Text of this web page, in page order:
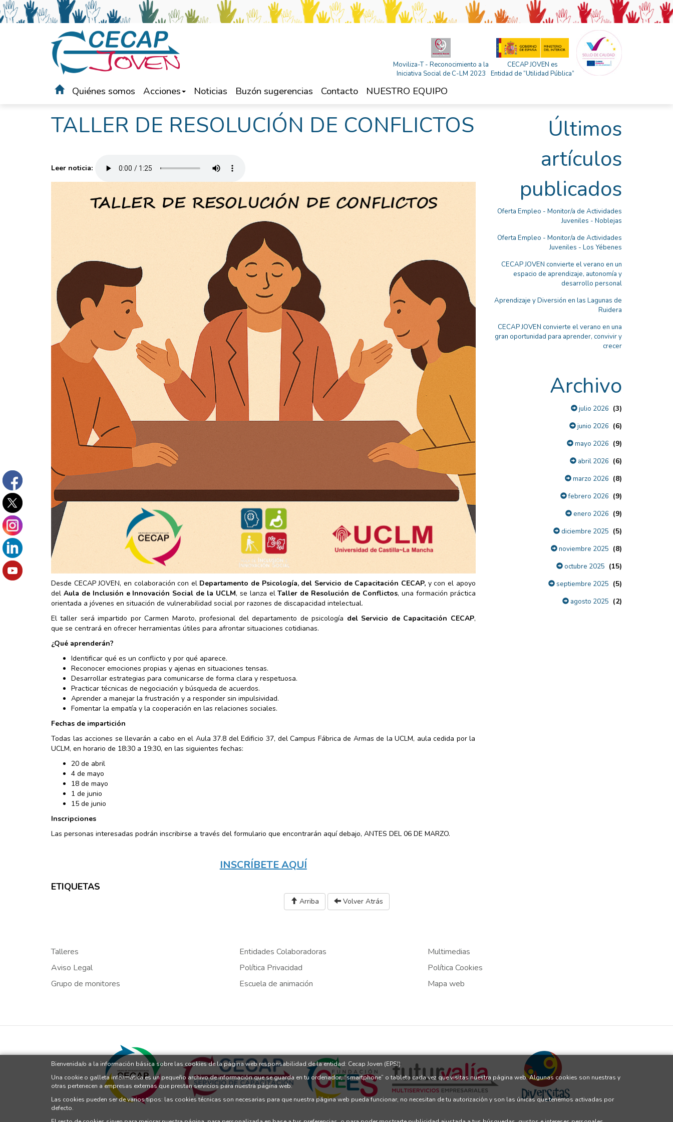
Moviliza-T - Reconocimiento a la
Iniciativa Social de C-LM 2023
CECAP JOVEN es
Entidad de “Utilidad Pública”
Quiénes somos Acciones Noticias Buzón sugerencias Contacto NUESTRO EQUIPO
TALLER DE RESOLUCIÓN DE CONFLICTOS
Leer noticia:
Desde CECAP JOVEN, en colaboración con el Departamento de Psicología, del Servicio de Capacitación CECAP,y con el apoyo
del Aula de Inclusión e Innovación Social de la UCLM, se lanza elTaller de Resolución de Conflictos, una formación práctica
orientada a jóvenes en situación de vulnerabilidad social por razones de discapacidad intelectual.
El taller será impartido por Carmen Maroto, profesional del departamento de psicología del Servicio de Capacitación CECAP,
que se centrará en ofrecer herramientas útiles para afrontar situaciones cotidianas.
¿Qué aprenderán?
Identificar qué es un conflicto y por qué aparece.
Reconocer emociones propias y ajenas en situaciones tensas.
Desarrollar estrategias para comunicarse de forma clara y respetuosa.
Practicar técnicas de negociación y búsqueda de acuerdos.
Aprender a manejar la frustración y a responder sin impulsividad.
Fomentar la empatía y la cooperación en las relaciones sociales.
Fechas de impartición
Todas las acciones se llevarán a cabo en el Aula 37.8 del Edificio 37, del Campus Fábrica de Armas de la UCLM, aula cedida por la
UCLM, en horario de 18:30 a 19:30, en las siguientes fechas:
20 de abril
4 de mayo
18 de mayo
1 de junio
15 de junio
Inscripciones
Las personas interesadas podrán inscribirse a través del formulario que encontrarán aquí debajo, ANTES DEL 06 DE MARZO.
INSCRÍBETE AQUÍ
Últimos
artículos
publicados
Oferta Empleo - Monitor/a de Actividades
Juveniles - Noblejas
Oferta Empleo - Monitor/a de Actividades
Juveniles - Los Yébenes
CECAP JOVEN convierte el verano en un
espacio de aprendizaje, autonomía y
desarrollo personal
Aprendizaje y Diversión en las Lagunas de
Ruidera
CECAP JOVEN convierte el verano en una
gran oportunidad para aprender, convivir y
crecer
Archivo
julio 2026 (3)
junio 2026 (6)
mayo 2026 (9)
abril 2026 (6)
marzo 2026 (8)
febrero 2026 (9)
enero 2026 (9)
diciembre 2025 (5)
noviembre 2025 (8)
octubre 2025 (15)
septiembre 2025 (5)
agosto 2025 (2)
ETIQUETAS
Arriba Volver Atrás
Talleres Entidades Colaboradoras
Multimedias
Aviso Legal
Política Privacidad
Política Cookies
Grupo de monitores
Escuela de animación Mapa web
Bienvenida/o a la información básica sobre las cookies de la página web responsabilidad de la entidad: Cecap Joven (EPSJ)
Una cookie o galleta informática es un pequeño archivo de información que se guarda en tu ordenador, “smartphone” o tableta cada vez que visitas nuestra página web. Algunas cookies son nuestras y
otras pertenecen a empresas externas que prestan servicios para nuestra página web.
Las cookies pueden ser de varios tipos: las cookies técnicas son necesarias para que nuestra página web pueda funcionar, no necesitan de tu autorización y son las únicas que tenemos activadas por
defecto.